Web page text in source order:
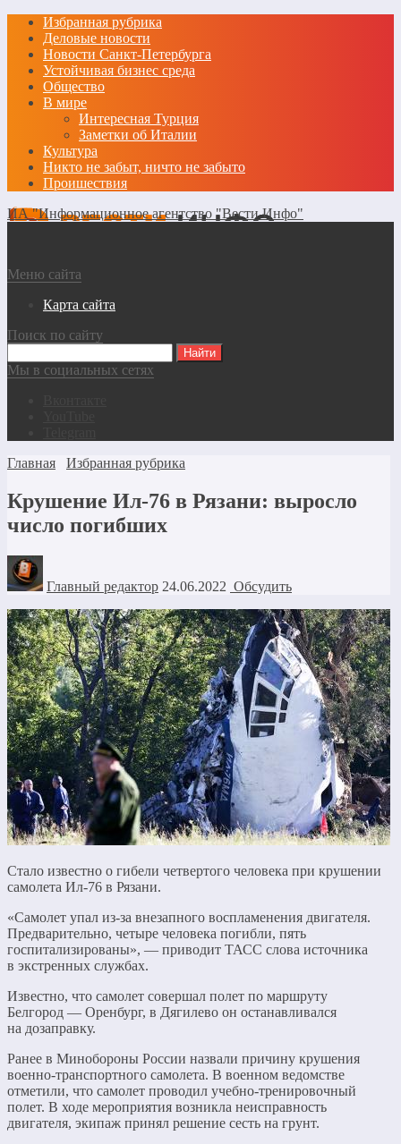
Избранная рубрика
Деловые новости
Новости Санкт-Петербурга
Устойчивая бизнес среда
Общество
В мире
Интересная Турция
Заметки об Италии
Культура
Никто не забыт, ничто не забыто
Проишествия
ИА "Информационное агентство "Вести Инфо"
Меню сайта
Карта сайта
Поиск по сайту
Мы в социальных сетях
Главная
Избранная рубрика
Крушение Ил-76 в Рязани: выросло
число погибших
Главный редактор 24.06.2022 Обсудить
Стало известно о гибели четвертого человека при крушении
самолета Ил-76 в Рязани.
«Самолет упал из-за внезапного воспламенения двигателя.
Предварительно, четыре человека погибли, пять
госпитализированы», — приводит ТАСС слова источника
в экстренных службах.
Известно, что самолет совершал полет по маршруту
Белгород — Оренбург, в Дягилево он останавливался
на дозаправку.
Ранее в Минобороны России назвали причину крушения
военно-транспортного самолета. В военном ведомстве
отметили, что самолет проводил учебно-тренировочный
полет. В ходе мероприятия возникла неисправность
двигателя, экипаж принял решение сесть на грунт.